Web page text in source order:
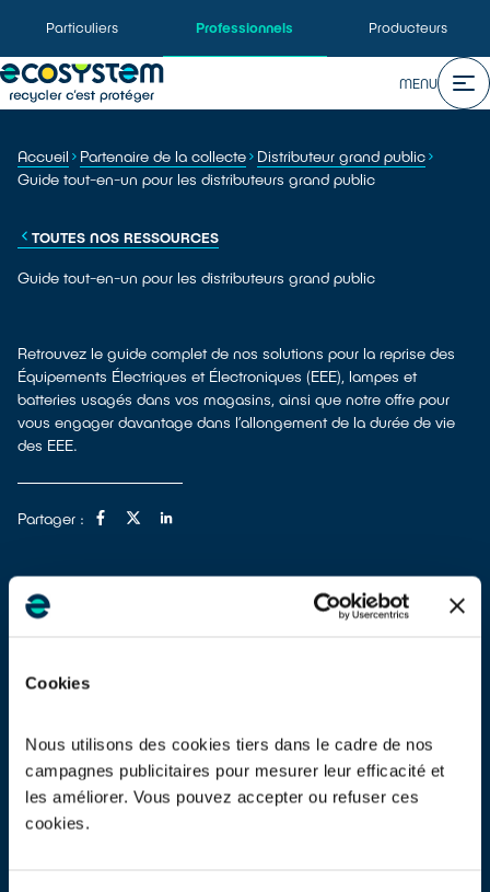
Cookies
Nous utilisons des cookies tiers dans le cadre de nos
campagnes publicitaires pour mesurer leur efficacité et
les améliorer. Vous pouvez accepter ou refuser ces
cookies.
Particuliers Professionnels Producteurs
MENU
Accueil Partenaire de la collecte
Distributeur grand public
Guide tout-en-un pour les distributeurs grand public
TOUTES NOS RESSOURCES
Guide tout-en-un pour les distributeurs grand public
Retrouvez le guide complet de nos solutions pour la reprise des
Équipements Électriques et Électroniques (EEE), lampes et
batteries usagés dans vos magasins, ainsi que notre offre pour
vous engager davantage dans l’allongement de la durée de vie
des EEE.
Partager :